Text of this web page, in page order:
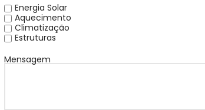
Energia Solar
Aquecimento
Climatização
Estruturas
Mensagem